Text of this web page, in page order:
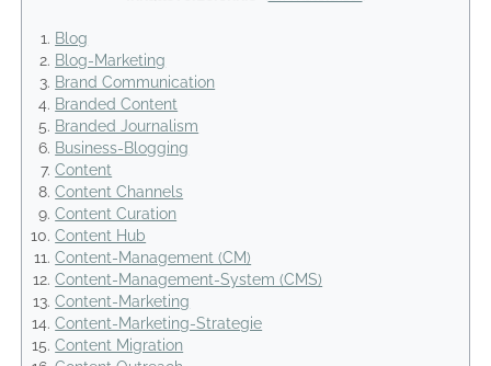
Blog
Blog-Marketing
Brand Communication
Branded Content
Branded Journalism
Business-Blogging
Content
Content Channels
Content Curation
Content Hub
Content-Management (CM)
Content-Management-System (CMS)
Content-Marketing
Content-Marketing-Strategie
Content Migration